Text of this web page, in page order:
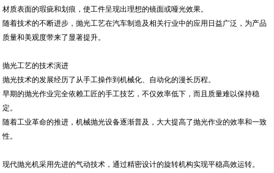
材质表面的瑕疵和划痕，使工件呈现出理想的镜面或哑光效果。
随着技术的不断进步，抛光工艺在汽车制造及相关行业中的应用日益广泛，为产品
质量和美观度带来了显著提升。
抛光工艺的技术演进
抛光技术的发展经历了从手工操作到机械化、自动化的漫长历程。
早期的抛光作业完全依赖工匠的手工技艺，不仅效率低下，而且质量难以保持稳
定。
随着工业革命的推进，机械抛光设备逐渐普及，大大提高了抛光作业的效率和一致
性。
现代抛光机采用先进的气动技术，通过精密设计的旋转机构实现平稳高效运转。